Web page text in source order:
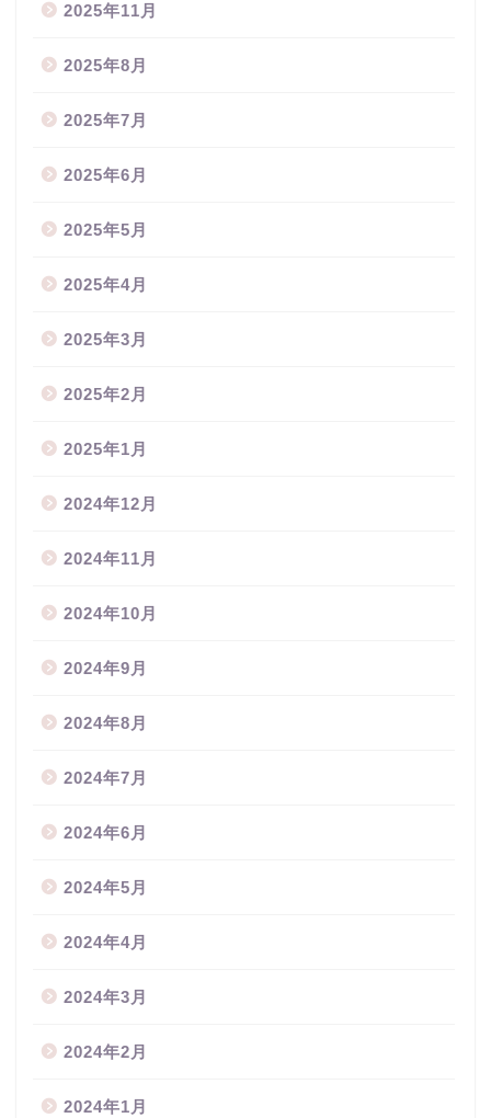
2025年11月
2025年8月
2025年7月
2025年6月
2025年5月
2025年4月
2025年3月
2025年2月
2025年1月
2024年12月
2024年11月
2024年10月
2024年9月
2024年8月
2024年7月
2024年6月
2024年5月
2024年4月
2024年3月
2024年2月
2024年1月